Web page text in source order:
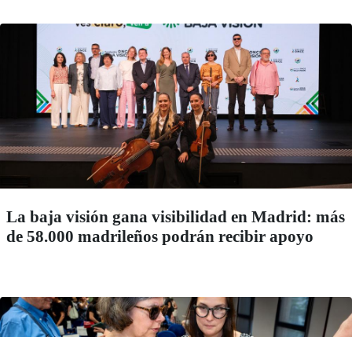
La baja visión gana visibilidad en Madrid: más
de 58.000 madrileños podrán recibir apoyo